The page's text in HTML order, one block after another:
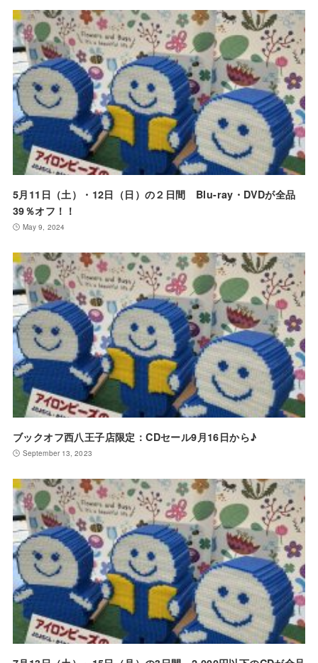
5月11日（土）・12日（日）の２日間 Blu-ray・DVDが全品
39％オフ！！
May 9, 2024
ブックオフ西八王子店限定：CDセール9月16日から♪
September 13, 2023